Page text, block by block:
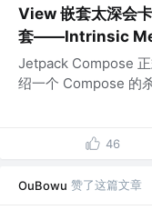
View 嵌套太深会
套——Intrinsic
Jetpack Compose
绍一个 Compose 的
46
OuBowu 赞了这篇文章